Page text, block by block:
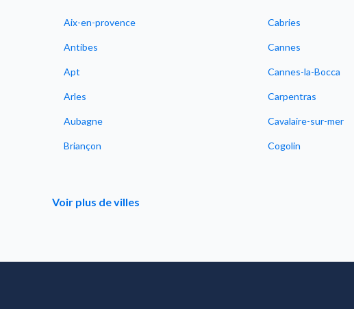
Aix-en-provence
Antibes
Apt
Arles
Aubagne
Briançon
Cabries
Cannes
Cannes-la-Bocca
Carpentras
Cavalaire-sur-mer
Cogolin
Voir plus de villes